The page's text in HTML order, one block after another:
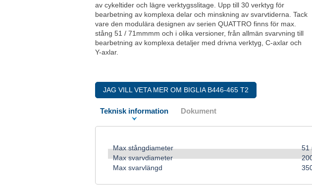
av cykeltider och lägre verktygsslitage. Upp till 30 verktyg för
bearbetning av komplexa delar och minskning av svarvtiderna. Tack
vare den modulära designen av serien QUATTRO finns för max.
stång 51 / 71mmmm och i olika versioner, från allmän svarvning till
bearbetning av komplexa detaljer med drivna verktyg, C-axlar och
Y-axlar.
JAG VILL VETA MER OM BIGLIA B446-465 T2
Teknisk information Dokument
Max stångdiameter
51
Max svarvdiameter
Max svarvlängd